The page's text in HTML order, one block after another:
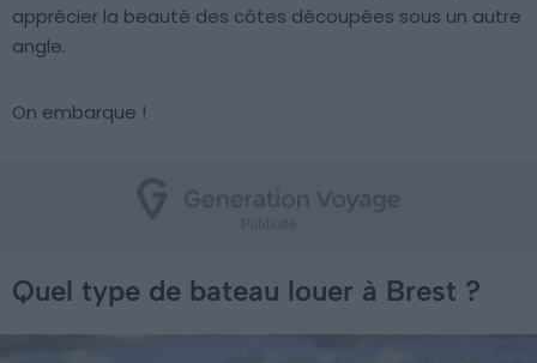
apprécier la beauté des côtes découpées sous un autre
angle.
On embarque !
Quel type de bateau louer à Brest ?